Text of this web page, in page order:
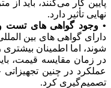
پایین کار می‌کنند، باید
نهایی تأثیر دارد.
• وجود گواهی‌ های تست و
دارای گواهی ‌های بین
شوند، اما اطمینان
در زمان مقایسه قیمت،
عملکرد در چنین
تصمیم‌گیری کرد.